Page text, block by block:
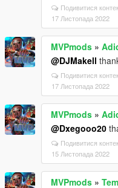
Подивитися
17 Листопада 2022
MVPmods »
@DJMakell
Подивитися
17 Листопада 2022
MVPmods »
@Dxegooo20
Подивитися
15 Листопада 2022
MVPmods »